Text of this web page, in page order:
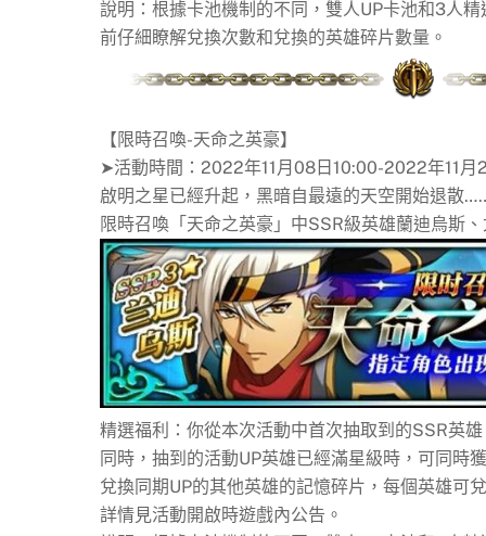
說明：根據卡池機制的不同，雙人UP卡池和3人
前仔細瞭解兌換次數和兌換的英雄碎片數量。
【限時召喚-天命之英豪】
➤活動時間：2022年11月08日10:00-2022年11月
啟明之星已經升起，黑暗自最遠的天空開始退散
限時召喚「天命之英豪」中SSR級英雄蘭迪烏斯
精選福利：你從本次活動中首次抽取到的SSR英
同時，抽到的活動UP英雄已經滿星級時，可同時
兌換同期UP的其他英雄的記憶碎片，每個英雄可
詳情見活動開啟時遊戲內公告。